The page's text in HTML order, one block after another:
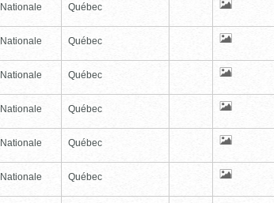
Québec
Québec
Québec
Québec
Québec
Québec